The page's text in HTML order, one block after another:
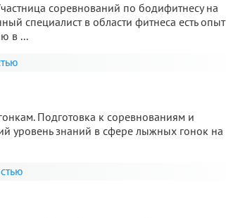
соревнований по бодифитнесу на
специалист в области фитнеса есть опыт
в ...
Подготовка к соревнованиям и
уровень знаний в сфере лыжных гонок на